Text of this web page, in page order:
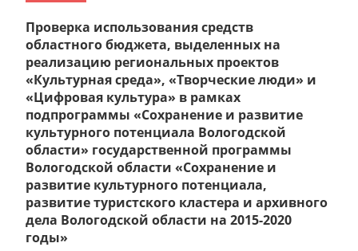
Проверка использования средств
областного бюджета, выделенных на
реализацию региональных проектов
«Культурная среда», «Творческие люди» и
«Цифровая культура» в рамках
подпрограммы «Сохранение и развитие
культурного потенциала Вологодской
области» государственной программы
Вологодской области «Сохранение и
развитие культурного потенциала,
развитие туристского кластера и архивного
дела Вологодской области на 2015-2020
годы»